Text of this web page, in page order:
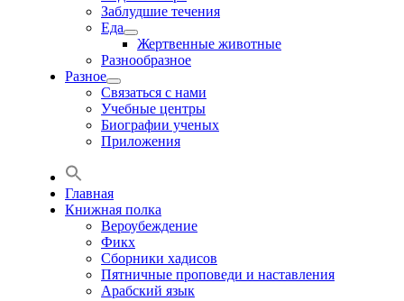
Заблудшие течения
Еда
Жертвенные животные
Разнообразное
Разное
Связаться с нами
Учебные центры
Биографии ученых
Приложения
Главная
Книжная полка
Вероубеждение
Фикх
Сборники хадисов
Пятничные проповеди и наставления
Арабский язык